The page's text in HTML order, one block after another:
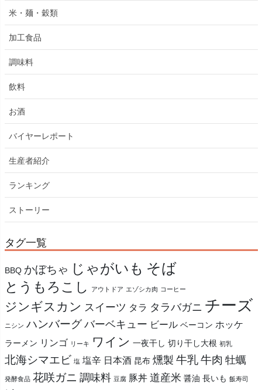
米・麺・穀類
加工食品
調味料
飲料
お酒
バイヤーレポート
生産者紹介
ランキング
ストーリー
タグ一覧
BBQ かぼちゃ じゃがいも そば
とうもろこし アウトドア エゾシカ肉 コーヒー
ジンギスカン スイーツ タラ タラバガニ チーズ
ニシン ハンバーグ バーベキュー ビール ベーコン ホッケ
ラーメン リンゴ リーキ ワイン 一夜干し 切り干し大根 初乳
北海シマエビ 塩 塩辛 日本酒 昆布 燻製 牛乳 牛肉 牡蠣
発酵食品 花咲ガニ 調味料 豆腐 豚丼 道産米 醤油 長いも 飯寿司